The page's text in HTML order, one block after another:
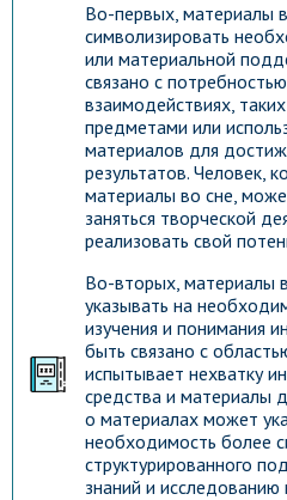
Во-первых, материалы
символизировать
или материальной
связано с
взаимодействиях,
предметами или
материалов для
результатов. Человек,
материалы во сне,
заняться творческой
реализовать свой
Во-вторых, материалы
указывать на
изучения и понимания
быть связано с
испытывает нехватку
средства и материалы
о материалах может
необходимость более
структурированного
знаний и